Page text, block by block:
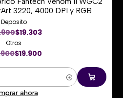
3220, 4000 DPI y RGB
Deposito
$19.303
Otros
$19.900
ahora